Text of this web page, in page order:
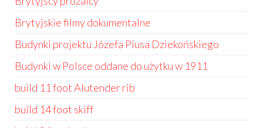
Brytyjskie filmy dokumentalne
Budynki projektu Józefa Piusa Dziekońskiego
Budynki w Polsce oddane do użytku w 1911
build 11 foot Alutender rib
build 14 foot skiff